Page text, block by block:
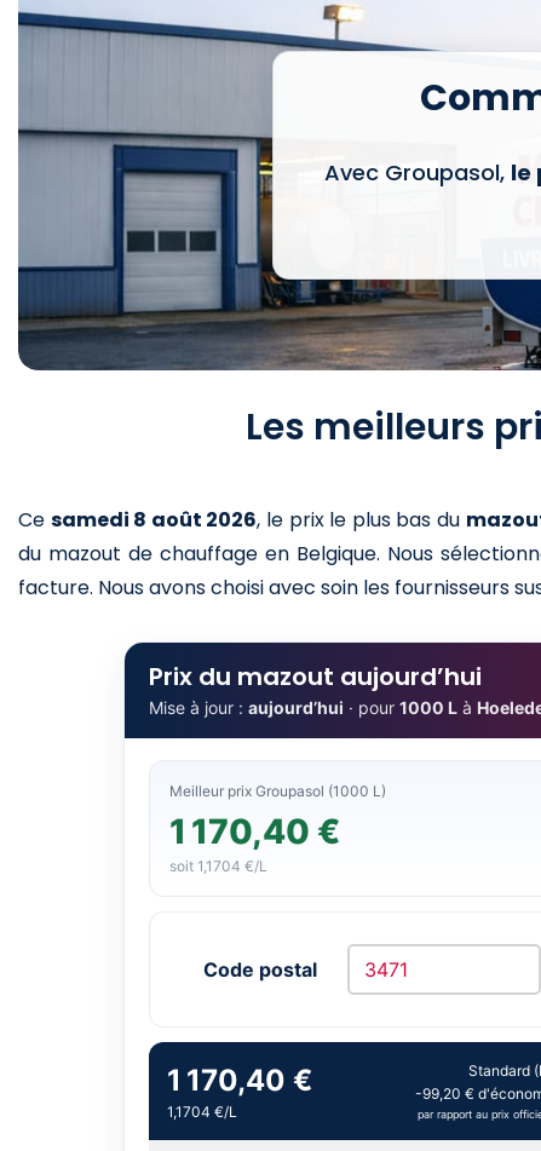
Avec Groupasol, le
Les meilleurs
Ce samedi 8 août 2026, le prix le plus bas du
du mazout de chauffage en Belgique. Nous
facture. Nous avons choisi avec soin les fournisseurs
Prix du mazout aujourd’hui
Mise à jour : aujourd’hui · pour 1000 L à
Meilleur prix Groupasol (1000 L)
1 170,40 €
soit 1,1704 €/L
Code postal
1 170,40 €
1,1704 €/L
Standard
-99,20 €
par rapport au prix